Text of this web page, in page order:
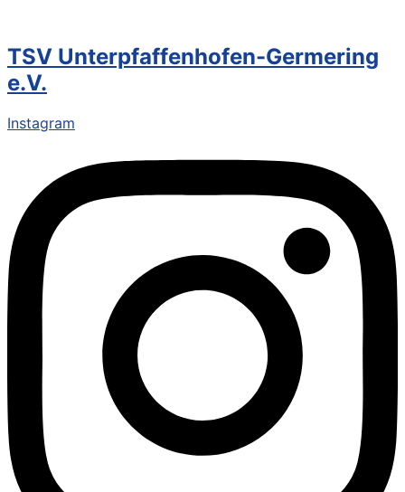
TSV Unterpfaffenhofen-Germering
e.V.
Instagram